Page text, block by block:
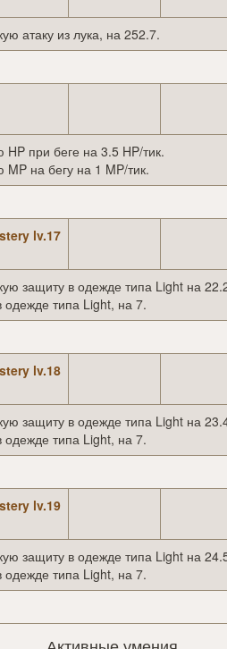
атаку из лука, на 252.7.
при беге на 3.5 HP/тик.
на бегу на 1 MP/тик.
lv.17
защиту в одежде типа Light на
одежде типа Light, на 7.
lv.18
защиту в одежде типа Light на
одежде типа Light, на 7.
lv.19
защиту в одежде типа Light на
одежде типа Light, на 7.